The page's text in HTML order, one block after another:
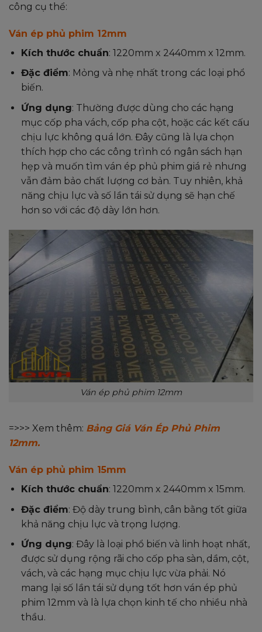
công cụ thể:
Ván ép phủ phim 12mm
Kích thước chuẩn: 1220mm x 2440mm x 12mm.
Đặc điểm: Mỏng và nhẹ nhất trong các loại phổ
biến.
Ứng dụng: Thường được dùng cho các hạng
mục cốp pha vách, cốp pha cột, hoặc các kết cấu
chịu lực không quá lớn. Đây cũng là lựa chọn
thích hợp cho các công trình có ngân sách hạn
hẹp và muốn tìm ván ép phủ phim giá rẻ nhưng
vẫn đảm bảo chất lượng cơ bản. Tuy nhiên, khả
năng chịu lực và số lần tái sử dụng sẽ hạn chế
hơn so với các độ dày lớn hơn.
Ván ép phủ phim 12mm
=>>> Xem thêm: Bảng Giá Ván Ép Phủ Phim
12mm.
Ván ép phủ phim 15mm
Kích thước chuẩn: 1220mm x 2440mm x 15mm.
Đặc điểm: Độ dày trung bình, cân bằng tốt giữa
khả năng chịu lực và trọng lượng.
Ứng dụng: Đây là loại phổ biến và linh hoạt nhất,
được sử dụng rộng rãi cho cốp pha sàn, dầm, cột,
vách, và các hạng mục chịu lực vừa phải. Nó
mang lại số lần tái sử dụng tốt hơn ván ép phủ
phim 12mm và là lựa chọn kinh tế cho nhiều nhà
thầu.